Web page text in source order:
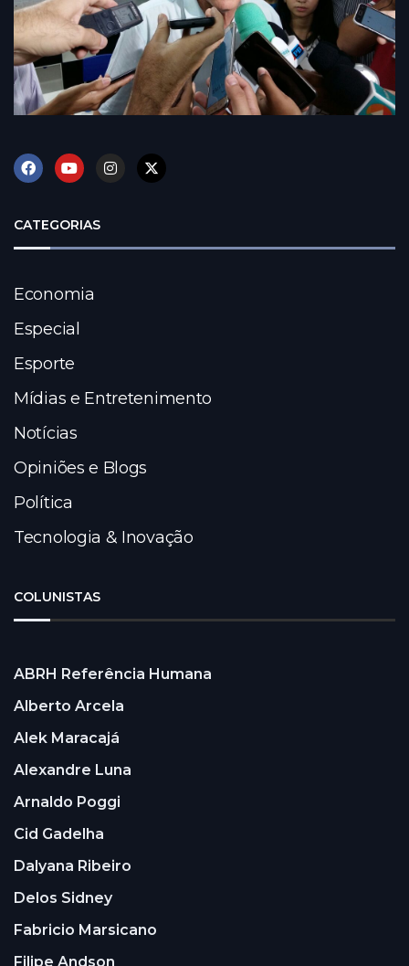
CATEGORIAS
Economia
Especial
Esporte
Mídias e Entretenimento
Notícias
Opiniões e Blogs
Política
Tecnologia & Inovação
COLUNISTAS
ABRH Referência Humana
Alberto Arcela
Alek Maracajá
Alexandre Luna
Arnaldo Poggi
Cid Gadelha
Dalyana Ribeiro
Delos Sidney
Fabricio Marsicano
Filipe Andson